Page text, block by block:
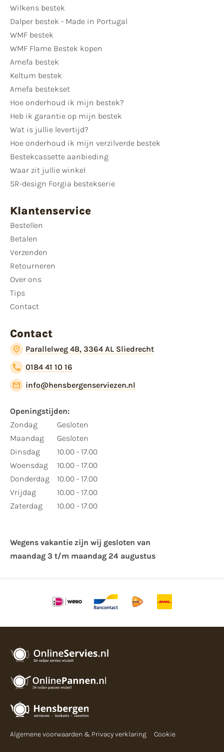
Wilkens bestek
Dalper bestek - Made in Portugal
WMF bestek
WMF Flame Bestek kopen
Amefa bestek
Keltum bestek
Amefa bestekset
Hoe onderhoud ik mijn bestek?
Heb ik garantie op mijn bestek
Wat is jullie levertijd?
Hoe onderhoud ik mijn verzilverde bestek
Bestekcassette aanbieding
Waar zit jullie winkel
SR-design Forgia bestekserie
Klantenservice
Bestellen
Betalen
Verzenden
Retourneren
Over ons
Tips
Contact
Contact
Parallelweg 4B, 3364 AL Sliedrecht
0184 41 10 16
info@hensbergenserviezen.nl
Openingstijden:
Zondag
Maandag
Dinsdag
Woensdag
Donderdag
Vrijdag
Zaterdag
Gesloten
Gesloten
10.00 - 17.00
10.00 - 17.00
10.00 - 17.00
10.00 - 17.00
10.00 - 17.00
Wegens vakantie zijn wij gesloten van ​
maandag 3 t/m maandag 24 augustus
Algemene voorwaarden & Privacy verklaring Cookie